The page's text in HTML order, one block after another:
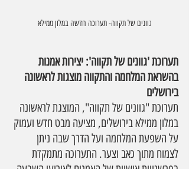
גוונים של תקווה- תערוכה חדשה במלון ממילא
תערוכת 'גוונים של תקווה': יצירות אמנות
בהשראת המלחמה והתקווה מוצגות לראשונה
בירושלים
תערוכת "גוונים של תקווה", המוצגת לראשונה
במלון ממילא בירושלים, מציעה מבט חדש ועמוק
על השפעת המלחמה ועל הדרך שבה ניתן
לצמוח מתוך כאב וצער. התערוכה מתמקדת